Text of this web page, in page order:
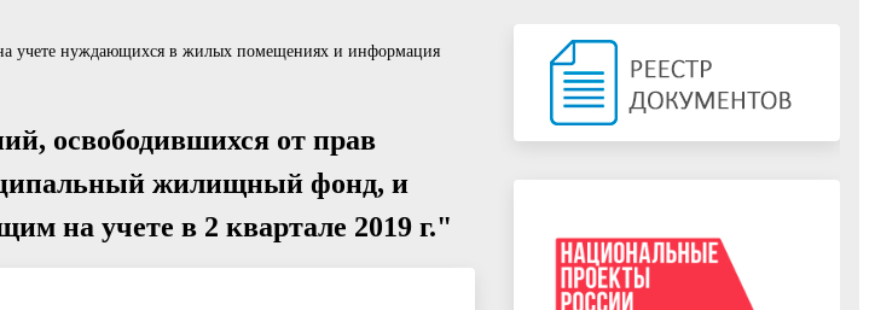
учете нуждающихся в жилых помещениях и информация
освободившихся от прав
жилищный фонд, и
на учете в 2 квартале 2019 г."